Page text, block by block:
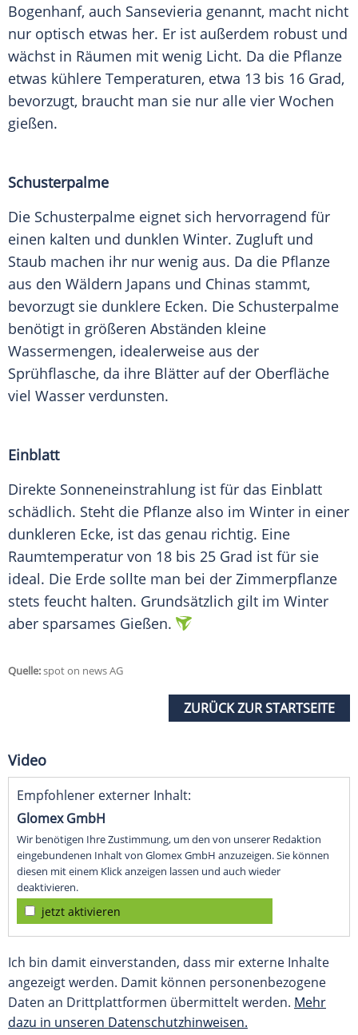
Bogenhanf, auch Sansevieria genannt, macht nicht
nur optisch etwas her. Er ist außerdem robust und
wächst in Räumen mit wenig Licht. Da die Pflanze
etwas kühlere Temperaturen, etwa 13 bis 16 Grad,
bevorzugt, braucht man sie nur alle vier Wochen
gießen.
Schusterpalme
Die Schusterpalme eignet sich hervorragend für
einen kalten und dunklen Winter. Zugluft und
Staub machen ihr nur wenig aus. Da die Pflanze
aus den Wäldern Japans und Chinas stammt,
bevorzugt sie dunklere Ecken. Die Schusterpalme
benötigt in größeren Abständen kleine
Wassermengen, idealerweise aus der
Sprühflasche, da ihre Blätter auf der Oberfläche
viel Wasser verdunsten.
Einblatt
Direkte Sonneneinstrahlung ist für das Einblatt
schädlich. Steht die Pflanze also im Winter in einer
dunkleren Ecke, ist das genau richtig. Eine
Raumtemperatur von 18 bis 25 Grad ist für sie
ideal. Die Erde sollte man bei der Zimmerpflanze
stets feucht halten. Grundsätzlich gilt im Winter
aber sparsames Gießen.
Quelle:spot on news AG
ZURÜCK ZUR STARTSEITE
Video
Empfohlener externer Inhalt:
Glomex GmbH
Wir benötigen Ihre Zustimmung, um den von unserer Redaktion
eingebundenen Inhalt von Glomex GmbH anzuzeigen. Sie können
diesen mit einem Klick anzeigen lassen und auch wieder
deaktivieren.
jetzt aktivieren
Ich bin damit einverstanden, dass mir externe Inhalte
angezeigt werden. Damit können personenbezogene
Daten an Drittplattformen übermittelt werden. Mehr
dazu in unseren Datenschutzhinweisen.